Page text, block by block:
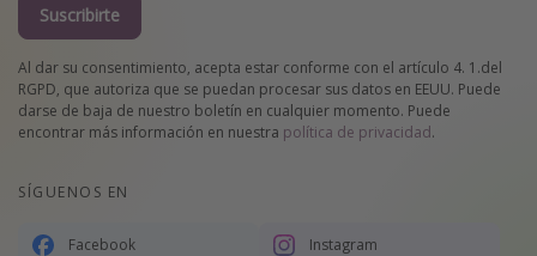
Suscribirte
Al dar su consentimiento, acepta estar conforme con el artículo 4. 1.del
RGPD, que autoriza que se puedan procesar sus datos en EEUU. Puede
darse de baja de nuestro boletín en cualquier momento. Puede
encontrar más información en nuestra política de privacidad.
SÍGUENOS EN
Facebook Instagram